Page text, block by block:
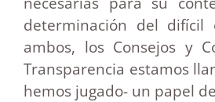
determinación del difícil
ambos, los Consejos y
Transparencia estamos
hemos jugado- un papel